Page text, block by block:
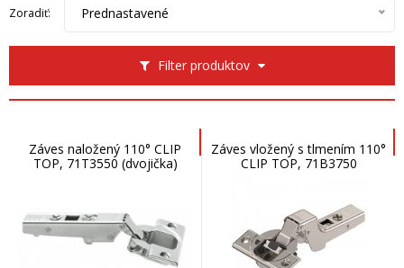
Filter produktov
Zoradiť: Prednastavené
Záves naložený 110° CLIP
TOP, 71T3550 (dvojička)
Záves vložený s tlmením 110°
CLIP TOP, 71B3750